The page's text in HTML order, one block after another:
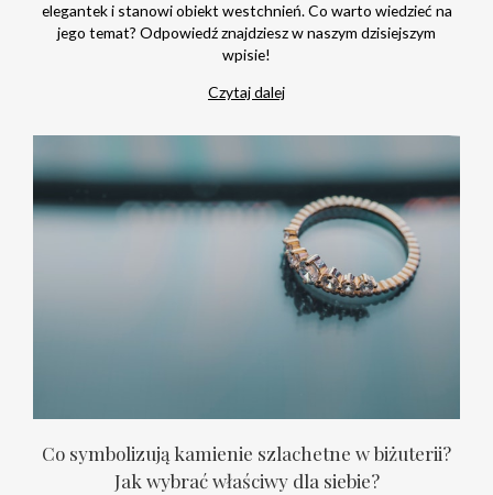
elegantek i stanowi obiekt westchnień. Co warto wiedzieć na
jego temat? Odpowiedź znajdziesz w naszym dzisiejszym
wpisie!
Czytaj dalej
Co symbolizują kamienie szlachetne w biżuterii?
Jak wybrać właściwy dla siebie?